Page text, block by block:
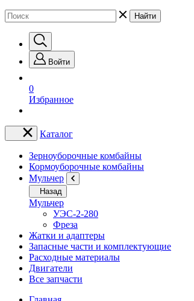
Найти
Войти
0
Избранное
Каталог
Зерноуборочные комбайны
Кормоуборочные комбайны
Мульчер
Назад
Мульчер
УЭС-2-280
Фреза
Жатки и адаптеры
Запасные части и комплектующие
Расходные материалы
Двигатели
Все запчасти